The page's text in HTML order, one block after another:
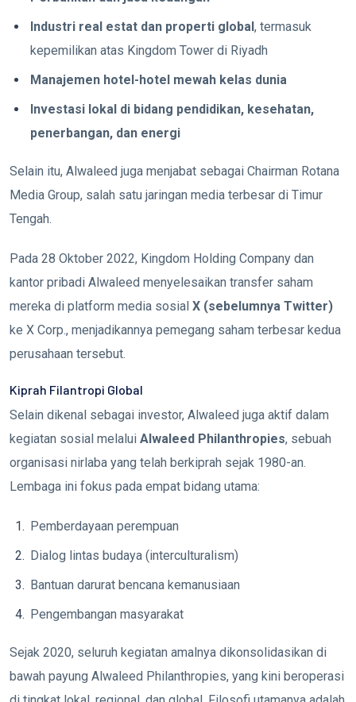
Industri real estat dan properti global, termasuk
kepemilikan atas Kingdom Tower di Riyadh
Manajemen hotel-hotel mewah kelas dunia
Investasi lokal di bidang pendidikan, kesehatan,
penerbangan, dan energi
Selain itu, Alwaleed juga menjabat sebagai Chairman Rotana
Media Group, salah satu jaringan media terbesar di Timur
Tengah.
Pada 28 Oktober 2022, Kingdom Holding Company dan
kantor pribadi Alwaleed menyelesaikan transfer saham
mereka di platform media sosial X (sebelumnya Twitter)
ke X Corp., menjadikannya pemegang saham terbesar kedua
perusahaan tersebut.
Kiprah Filantropi Global
Selain dikenal sebagai investor, Alwaleed juga aktif dalam
kegiatan sosial melalui Alwaleed Philanthropies, sebuah
organisasi nirlaba yang telah berkiprah sejak 1980-an.
Lembaga ini fokus pada empat bidang utama:
Pemberdayaan perempuan
Dialog lintas budaya (interculturalism)
Bantuan darurat bencana kemanusiaan
Pengembangan masyarakat
Sejak 2020, seluruh kegiatan amalnya dikonsolidasikan di
bawah payung Alwaleed Philanthropies, yang kini beroperasi